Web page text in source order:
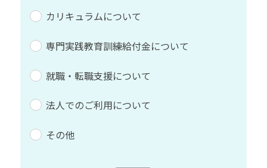
カリキュラムについて
専門実践教育訓練給付金について
就職・転職支援について
法人でのご利用について
その他